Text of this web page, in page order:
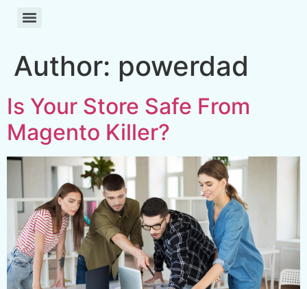
Author: powerdad
Is Your Store Safe From
Magento Killer?